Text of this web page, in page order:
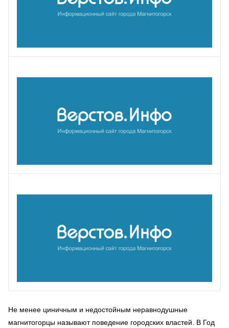
Не менее циничным и недостойным неравнодушные
магнитогорцы называют поведение городских властей. В Год